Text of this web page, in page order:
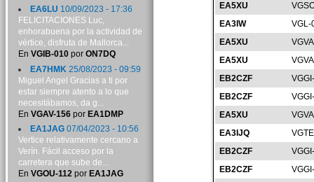
EA5XU
EA3IW
VGL-
EA5XU
EA5XU
EB2CZF
EB2CZF
EA5XU
EA3IJQ
EB2CZF
EB2CZF
EA6LU 10/09/2023 - 17:36
FELICITACIONES Luc,
enhorabuena por la actividad de
vértice, disfruta de Mallorca...
En VGIB-010por ON7DQ
EA7HMK 25/08/2023 - 09:59
Miguel Angel Gracias a ti por
estar siempre atento a lo que
necesitábamos, da g...
En VGAV-156por EA1DMP
EA1JAG07/04/2023 - 10:56
Vertice relativamente cercano a
Verín. Fácil acceso por la
carretera que sube de...
En VGOU-112por EA1JAG